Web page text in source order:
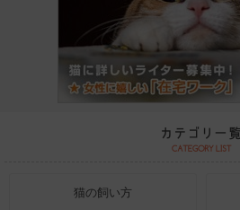
猫の飼い方